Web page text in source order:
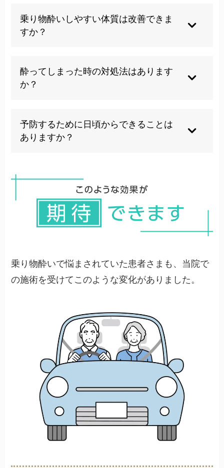
日常的にバランス感覚を使う運動を取り入れるこ
とで、慣れが生じる場合があります。
乗り物酔いしやすい体質は改善できま
すか？
自律神経のバランスを整えるケアを続けること
で、酔いにくい身体づくりをサポートできます。
酔ってしまった時の対処法はあります
か？
換気をして遠くの景色を見る、深呼吸をするなど
が応急的に有効とされています。
予防するために日頃からできることは
ありますか？
睡眠不足や空腹・満腹を避け、乗車前の体調管理
を心がけることが基本です。
乗り物酔いで悩まされていた患者さまも、当院で
の施術を受けてこのような変化がありました。